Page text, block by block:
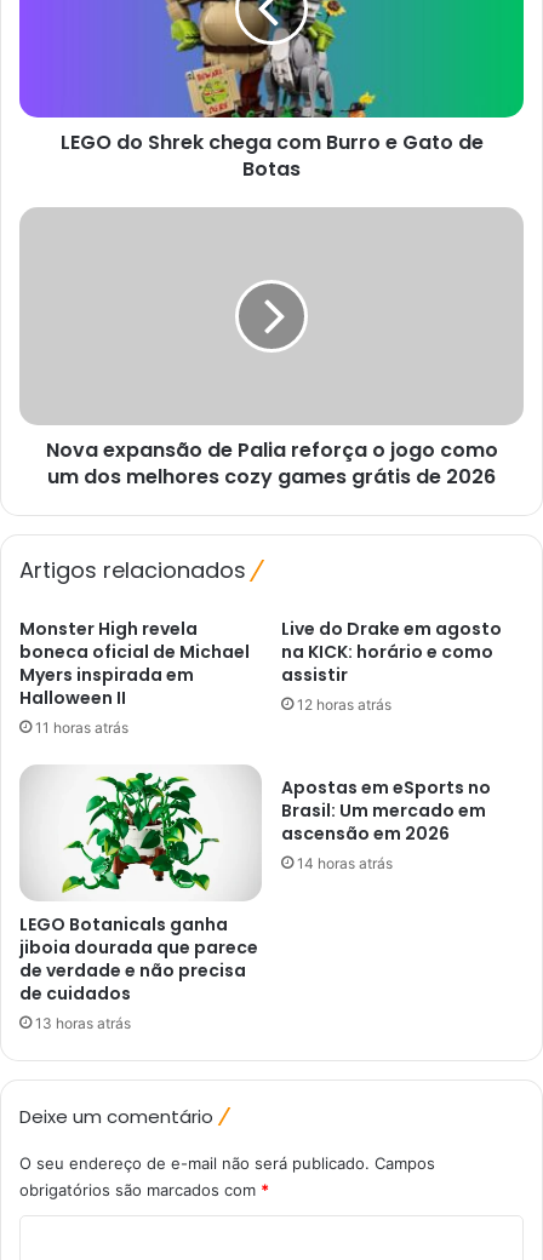
de
LEGO do Shrek chega com Burro e Gato de
Botas
Nova
um
melhores
de
Nova expansão de Palia reforça o jogo como
um dos melhores cozy games grátis de 2026
Artigos relacionados
Monster High revela
boneca oficial de Michael
Myers inspirada em
Halloween II
11 horas atrás
Live do Drake em agosto
na KICK: horário e como
assistir
12 horas atrás
LEGO Botanicals ganha
jiboia dourada que parece
de verdade e não precisa
de cuidados
13 horas atrás
Apostas em eSports no
Brasil: Um mercado em
ascensão em 2026
14 horas atrás
Deixe um comentário
O seu endereço de e-mail não será publicado. Campos
obrigatórios são marcados com *